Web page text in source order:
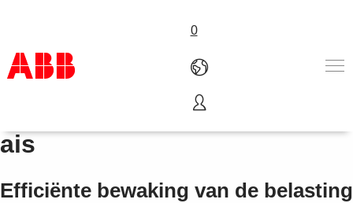
0
Producten en Oplossingen
Industrieën
Over ABB
Motorbelastingbewakingsrel
ais
Efficiënte bewaking van de belasting